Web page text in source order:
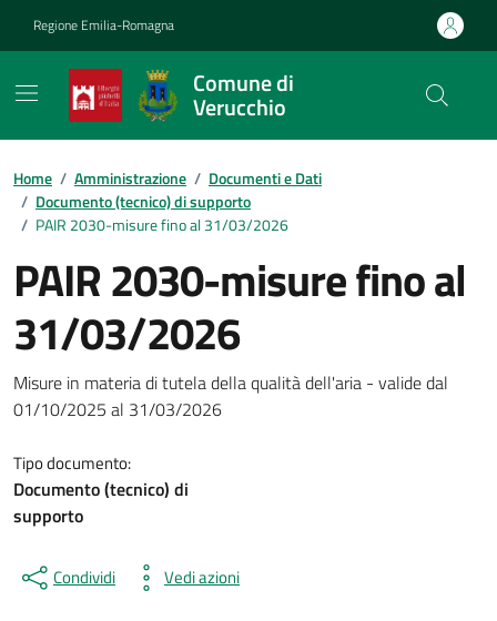
Regione Emilia-Romagna
Comune di
Verucchio
Contenuti in evidenza
Home / Amministrazione / Documenti e Dati
/ Documento (tecnico) di supporto
/ PAIR 2030-misure fino al 31/03/2026
PAIR 2030-misure fino al
31/03/2026
Dettagli del documento
Misure in materia di tutela della qualità dell'aria - valide dal
01/10/2025 al 31/03/2026
Tipo documento:
Documento (tecnico) di
supporto
Condividi Vedi azioni